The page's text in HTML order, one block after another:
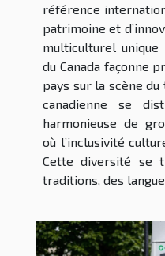
référence
patrimoine et
multiculturel
du Canada façonne
pays sur la scène
canadienne se
harmonieuse de
où l’inclusivité
Cette diversité se
traditions, des